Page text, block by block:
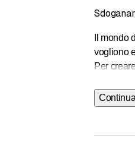
Il
vogliono
Per